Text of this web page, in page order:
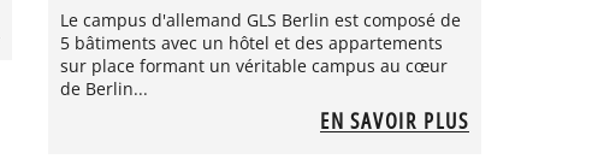
Le campus d'allemand GLS Berlin est composé de
5 bâtiments avec un hôtel et des appartements
sur place formant un véritable campus au cœur
de Berlin...
EN SAVOIR PLUS